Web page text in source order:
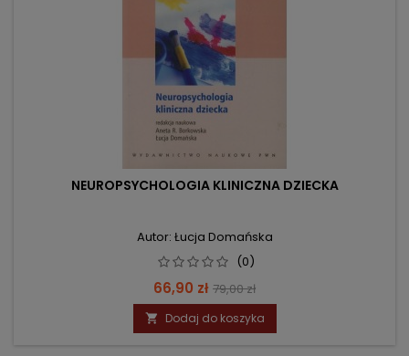
NEUROPSYCHOLOGIA KLINICZNA DZIECKA
Autor: Łucja Domańska
(0)
Cena
66,90 zł Cena
podstawowa
79,00 zł
 Dodaj do koszyka